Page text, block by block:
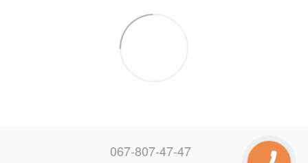
067-807-47-47